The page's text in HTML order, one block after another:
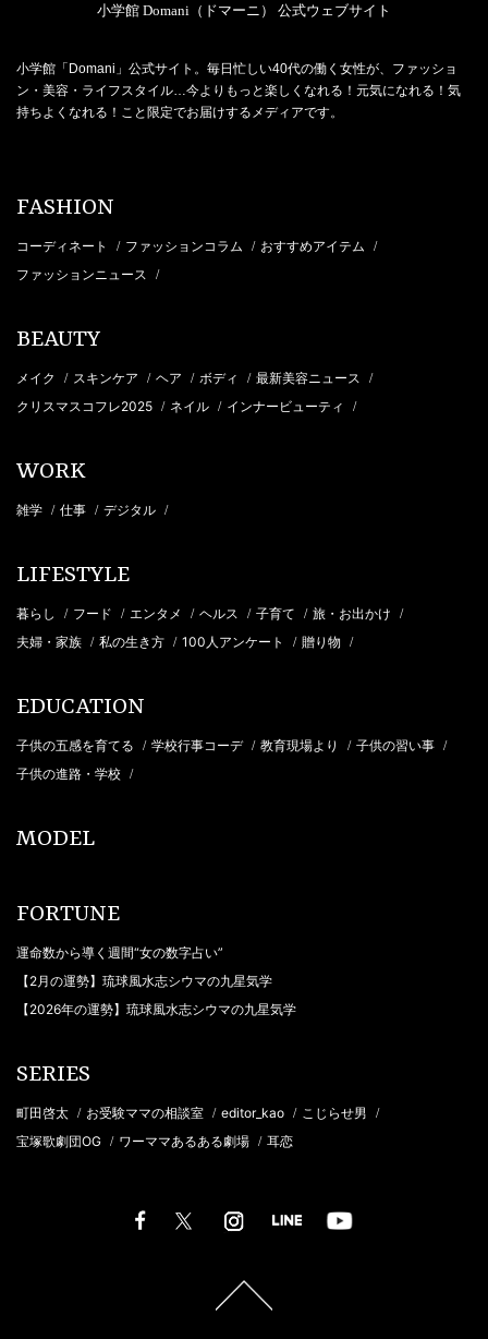
小学館 Domani（ドマーニ） 公式ウェブサイト
小学館「Domani」公式サイト。毎日忙しい40代の働く女性が、ファッショ
ン・美容・ライフスタイル…今よりもっと楽しくなれる！元気になれる！気
持ちよくなれる！こと限定でお届けするメディアです。
FASHION
コーディネート / ファッションコラム / おすすめアイテム /
ファッションニュース /
BEAUTY
メイク / スキンケア / ヘア / ボディ / 最新美容ニュース /
クリスマスコフレ2025 / ネイル / インナービューティ /
WORK
雑学 / 仕事 / デジタル /
LIFESTYLE
暮らし / フード / エンタメ / ヘルス / 子育て / 旅・お出かけ /
夫婦・家族 / 私の生き方 / 100人アンケート / 贈り物 /
EDUCATION
子供の五感を育てる / 学校行事コーデ / 教育現場より / 子供の習い事 /
子供の進路・学校 /
MODEL
FORTUNE
運命数から導く週間“女の数字占い”
【2月の運勢】琉球風水志シウマの九星気学
【2026年の運勢】琉球風水志シウマの九星気学
SERIES
町田啓太 / お受験ママの相談室 / editor_kao / こじらせ男 /
宝塚歌劇団OG / ワーママあるある劇場 / 耳恋